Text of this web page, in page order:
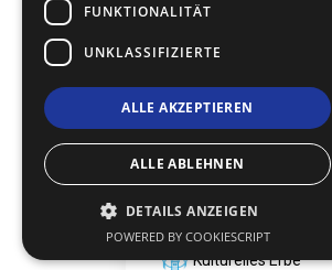
Folkloremuseum
Komotini (MOK)
Kulturelles Erbe
FUNKTIONALITÄT
UNKLASSIFIZIERTE
ALLE AKZEPTIEREN
ALLE ABLEHNEN
DETAILS ANZEIGEN
POWERED BY COOKIESCRIPT